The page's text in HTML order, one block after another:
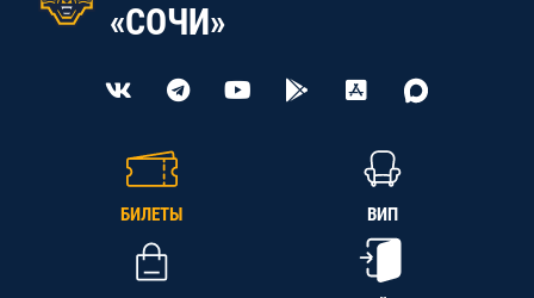
«СОЧИ»
БИЛЕТЫ ВИП